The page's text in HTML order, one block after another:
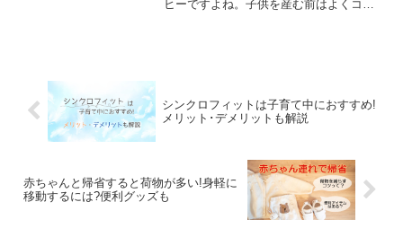
ヒーですよね。子供を産む前はよくコー
シンクロフィットは子育て中におすすめ!
メリット･デメリットも解説
赤ちゃんと帰省すると荷物が多い!身軽に
移動するには?便利グッズも